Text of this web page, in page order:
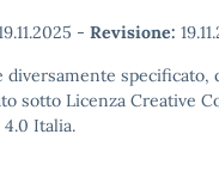
- Revisione:
diversamente specificato,
sotto Licenza Creative
Italia.